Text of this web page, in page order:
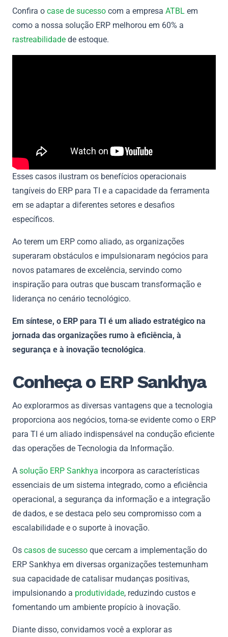
Confira o case de sucesso com a empresa ATBL em
como a nossa solução ERP melhorou em 60% a
rastreabilidade de estoque.
Esses casos ilustram os benefícios operacionais
tangíveis do ERP para TI e a capacidade da ferramenta
em se adaptar a diferentes setores e desafios
específicos.
Ao terem um ERP como aliado, as organizações
superaram obstáculos e impulsionaram negócios para
novos patamares de excelência, servindo como
inspiração para outras que buscam transformação e
liderança no cenário tecnológico.
Em síntese, o ERP para TI é um aliado estratégico na
jornada das organizações rumo à eficiência, à
segurança e à inovação tecnológica.
Conheça o ERP Sankhya
Ao explorarmos as diversas vantagens que a tecnologia
proporciona aos negócios, torna-se evidente como o ERP
para TI é um aliado indispensável na condução eficiente
das operações de Tecnologia da Informação.
A solução ERP Sankhya incorpora as características
essenciais de um sistema integrado, como a eficiência
operacional, a segurança da informação e a integração
de dados, e se destaca pelo seu compromisso com a
escalabilidade e o suporte à inovação.
Os casos de sucesso que cercam a implementação do
ERP Sankhya em diversas organizações testemunham
sua capacidade de catalisar mudanças positivas,
impulsionando a produtividade, reduzindo custos e
fomentando um ambiente propício à inovação.
Diante disso, convidamos você a explorar as